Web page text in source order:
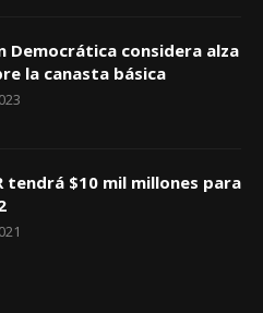
Democrática considera alza
la canasta básica
tendrá $10 mil millones para